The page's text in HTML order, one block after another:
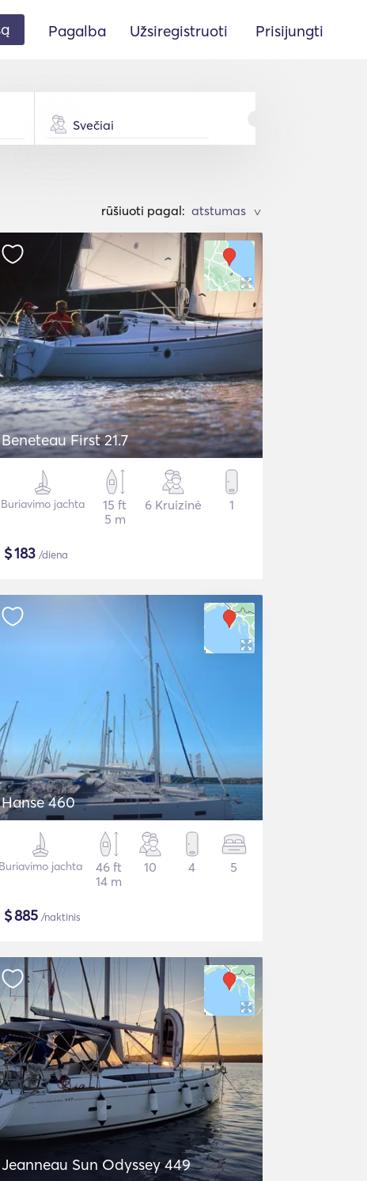
Pagalba Užsiregistruoti Prisijungti
Svečiai
rūšiuoti pagal: >
Beneteau First 21.7
Buriavimo jachta
15 ft
5 m
6 Kruizinė 1
$183 /diena
Hanse 460
Buriavimo jachta
46 ft
14 m
10 4 5
$885 /naktinis
Jeanneau Sun Odyssey 449